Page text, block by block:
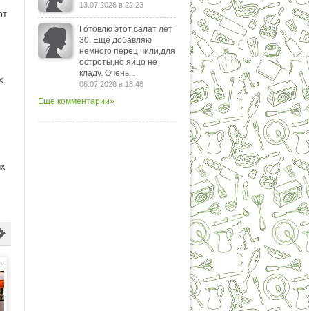
13.07.2026 в 22:23
Готовлю этот салат лет
30. Ещё добавляю
немного перец чили,для
остроты,но яйцо не
кладу. Очень...
06.07.2026 в 18:48
Еще комментарии»